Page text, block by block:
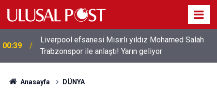
00:39
Liverpool efsanesi Mısırlı yıldız Mohamed Salah
Trabzonspor ile anlaştı! Yarın geliyor
Anasayfa DÜNYA